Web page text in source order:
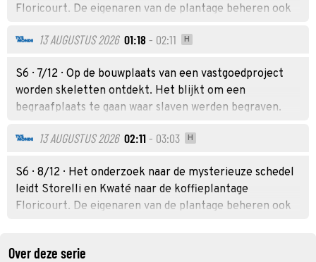
Floricourt. De eigenaren van de plantage beheren ook
13 AUGUSTUS 2026 01:18- 02:11 H
S6 · 7/12 · Op de bouwplaats van een vastgoedproject
worden skeletten ontdekt. Het blijkt om een
begraafplaats te gaan waar slaven werden begraven.
13 AUGUSTUS 2026 02:11- 03:03 H
S6 · 8/12 · Het onderzoek naar de mysterieuze schedel
leidt Storelli en Kwaté naar de koffieplantage
Floricourt. De eigenaren van de plantage beheren ook
Over deze serie